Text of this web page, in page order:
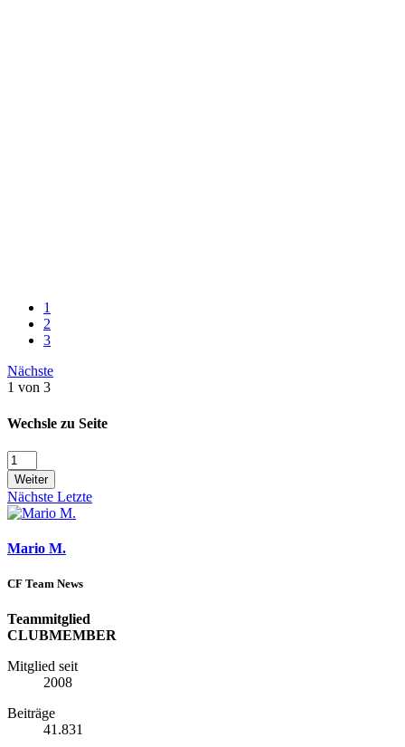
1
2
3
Nächste
1 von 3
Wechsle zu Seite
Weiter
Nächste Letzte
Mario M.
CF Team News
Teammitglied
CLUBMEMBER
Mitglied seit
2008
Beiträge
41.831